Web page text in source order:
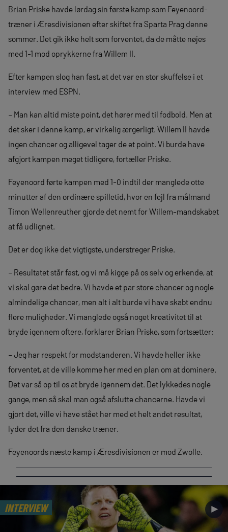
Brian Priske havde lørdag sin første kamp som Feyenoord-
træner i Æresdivisionen efter skiftet fra Sparta Prag denne
sommer. Det gik ikke helt som forventet, da de måtte nøjes
med 1-1 mod oprykkerne fra Willem II.
Efter kampen slog han fast, at det var en stor skuffelse i et
interview med ESPN.
– Man kan altid miste point, det hører med til fodbold. Men at
det sker i denne kamp, er virkelig ærgerligt. Willem II havde
ingen chancer og alligevel tager de et point. Vi burde have
afgjort kampen meget tidligere, fortæller Priske.
Feyenoord førte kampen med 1-0 indtil der manglede otte
minutter af den ordinære spilletid, hvor en fejl fra målmand
Timon Wellenreuther gjorde det nemt for Willem-mandskabet
at få udlignet.
Det er dog ikke det vigtigste, understreger Priske.
– Resultatet står fast, og vi må kigge på os selv og erkende, at
vi skal gøre det bedre. Vi havde et par store chancer og nogle
almindelige chancer, men alt i alt burde vi have skabt endnu
flere muligheder. Vi manglede også noget kreativitet til at
bryde igennem oftere, forklarer Brian Priske, som fortsætter:
– Jeg har respekt for modstanderen. Vi havde heller ikke
forventet, at de ville komme her med en plan om at dominere.
Det var så op til os at bryde igennem det. Det lykkedes nogle
gange, men så skal man også afslutte chancerne. Havde vi
gjort det, ville vi have stået her med et helt andet resultat,
lyder det fra den danske træner.
Feyenoords næste kamp i Æresdivisionen er mod Zwolle.
INTERVIEW ►